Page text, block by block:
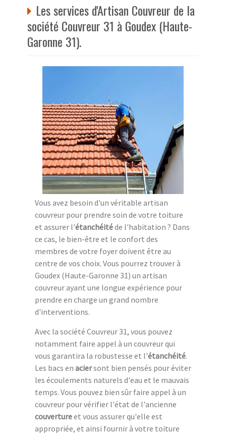
Les services d'Artisan Couvreur de la
société Couvreur 31 à Goudex (Haute-
Garonne 31).
Vous avez besoin d'un véritable artisan
couvreur pour prendre soin de votre toiture
et assurer l'étanchéitéde l'habitation ? Dans
ce cas, le bien-être et le confort des
membres de votre foyer doivent être au
centre de vos choix. Vous pourrez trouver à
Goudex (Haute-Garonne 31) un artisan
couvreur ayant une longue expérience pour
prendre en charge un grand nombre
d'interventions.
Avec la société Couvreur 31, vous pouvez
notamment faire appel à un couvreur qui
vous garantira la robustesse et l'étanchéité.
Les bacs en aciersont bien pensés pour éviter
les écoulements naturels d'eau et le mauvais
temps. Vous pouvez bien sûr faire appel à un
couvreur pour vérifier l'état de l'ancienne
couvertureet vous assurer qu'elle est
appropriée, et ainsi fournir à votre toiture